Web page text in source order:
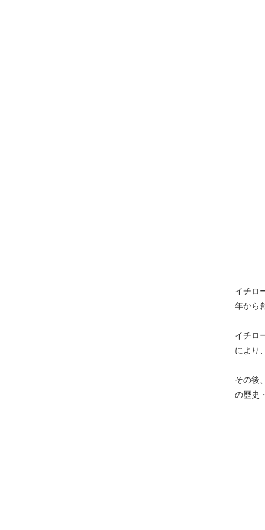
イチロ
年から
イチロ
により
その後
の歴史